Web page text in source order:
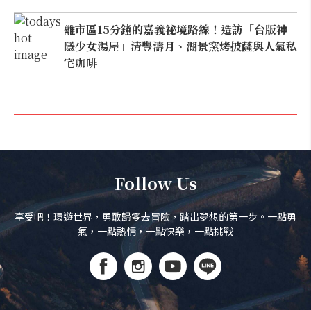
離市區15分鐘的嘉義祕境路線！造訪「台版神
隱少女湯屋」清豐濤月、湖景窯烤披薩與人氣私
宅咖啡
Follow Us
享受吧！環遊世界，勇敢歸零去冒險，踏出夢想的第一步。一點勇
氣，一點熱情，一點快樂，一點挑戰